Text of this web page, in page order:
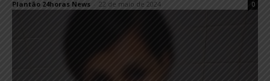
Plantão 24horas News 22 de maio de 2024 0